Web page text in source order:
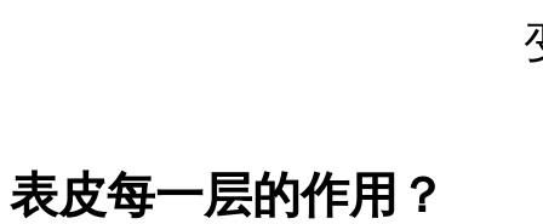
表皮每一层的作用？